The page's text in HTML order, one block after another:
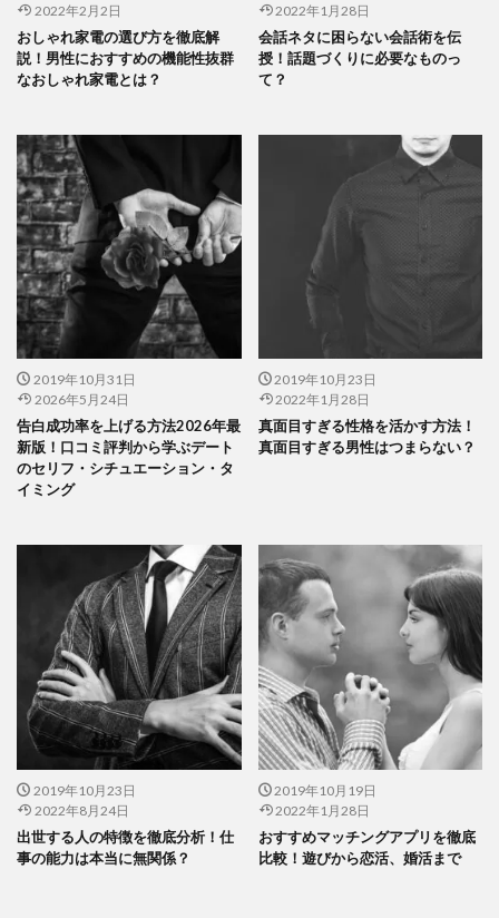
2022年2月2日
おしゃれ家電の選び方を徹底解
説！男性におすすめの機能性抜群
なおしゃれ家電とは？
2022年1月28日
会話ネタに困らない会話術を伝
授！話題づくりに必要なものっ
て？
2019年10月31日
2026年5月24日
告白成功率を上げる方法2026年最
新版！口コミ評判から学ぶデート
のセリフ・シチュエーション・タ
イミング
2019年10月23日
2022年1月28日
真面目すぎる性格を活かす方法！
真面目すぎる男性はつまらない？
2019年10月23日
2022年8月24日
出世する人の特徴を徹底分析！仕
事の能力は本当に無関係？
2019年10月19日
2022年1月28日
おすすめマッチングアプリを徹底
比較！遊びから恋活、婚活まで